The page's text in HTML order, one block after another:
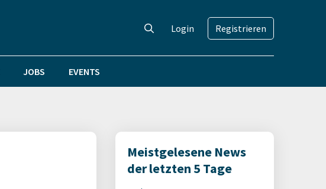
Login Registrieren
JOBS EVENTS
Meistgelesene News
der letzten 5 Tage